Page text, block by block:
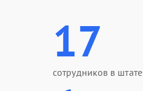
17
сотрудников в штате